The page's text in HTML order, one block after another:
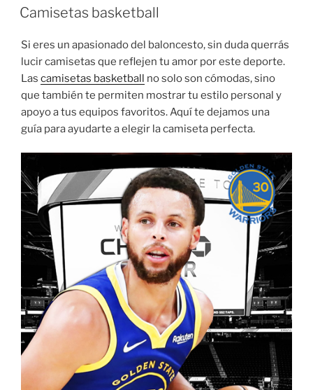
EL
Camisetas basketball
Si eres un apasionado del baloncesto, sin duda querrás
lucir camisetas que reflejen tu amor por este deporte.
Las camisetas basketball no solo son cómodas, sino
que también te permiten mostrar tu estilo personal y
apoyo a tus equipos favoritos. Aquí te dejamos una
guía para ayudarte a elegir la camiseta perfecta.